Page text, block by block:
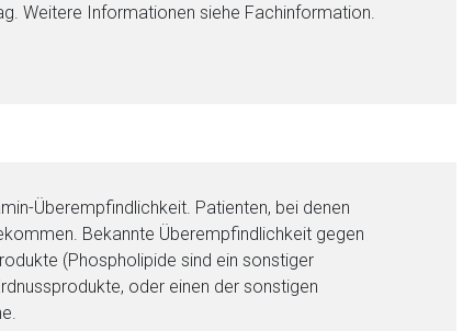
Weitere Informationen siehe Fachinformation.
Überempfindlichkeit. Patienten, bei denen
Bekannte Überempfindlichkeit gegen
(Phospholipide sind ein sonstiger
oder einen der sonstigen